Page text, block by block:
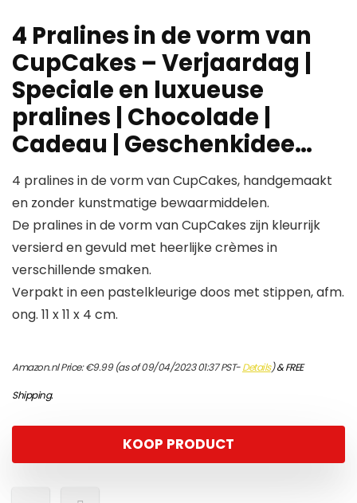
4 Pralines in de vorm van
CupCakes – Verjaardag |
Speciale en luxueuse
pralines | Chocolade |
Cadeau | Geschenkidee…
4 pralines in de vorm van CupCakes, handgemaakt
en zonder kunstmatige bewaarmiddelen.
De pralines in de vorm van CupCakes zijn kleurrijk
versierd en gevuld met heerlijke crèmes in
verschillende smaken.
Verpakt in een pastelkleurige doos met stippen, afm.
ong. 11 x 11 x 4 cm.
Amazon.nl Price:€9.99(as of 09/04/2023 01:37 PST-Details)&FREE
Shipping.
KOOP PRODUCT